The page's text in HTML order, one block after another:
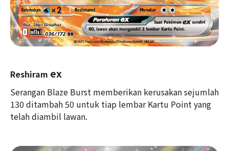
Reshiram ex
Serangan Blaze Burst memberikan kerusakan sejumlah
130 ditambah 50 untuk tiap lembar Kartu Point yang
telah diambil lawan.